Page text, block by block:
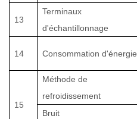
13
Terminaux
d'échantillonnage
14 Consommation d'énergie
15
Méthode de
refroidissement
Bruit